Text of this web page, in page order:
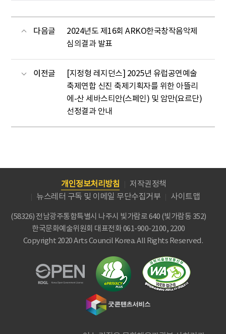
다음글
2024년도 제16회 ARKO한국창작음악제
심의결과 발표
이전글
[지정형 레지던스] 2025년 유럽공연예술
축제연합 신진 축제기획자를 위한 아뜰리
에-산 세바스티안(스페인) 및 암만(요르단)
선정결과 안내
개인정보처리방침
저작권정책
뉴스레터 구독 및 이메일 무단수집거부
사이트맵
(58326) 전남광주통합특별시 나주시 빛가람로 640 (빛가람동 352)
한국문화예술위원회 대표전화 061-900-2100, 2200
Copyright 2020 Arts Council Korea. All Rights Reserved.